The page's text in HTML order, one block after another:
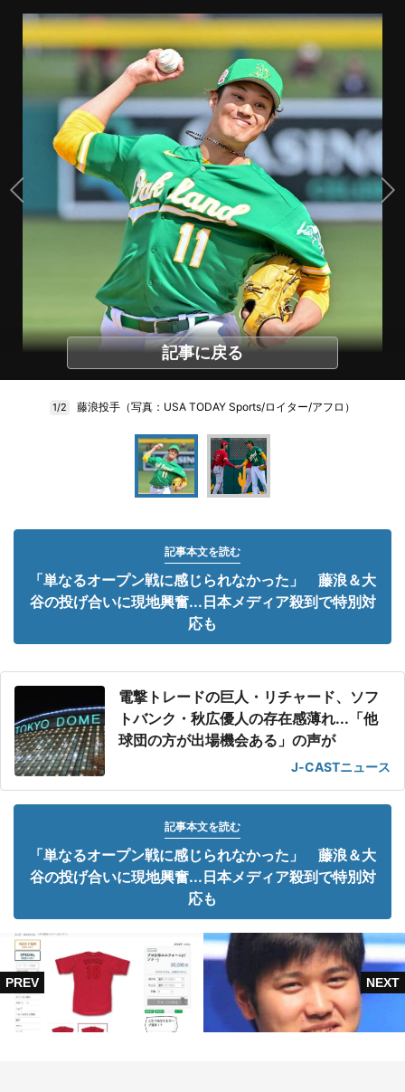
記事に戻る
1/2 藤浪投手（写真：USA TODAY Sports/ロイター/アフロ）
記事本文を読む
「単なるオープン戦に感じられなかった」 藤浪＆大
谷の投げ合いに現地興奮...日本メディア殺到で特別対
応も
電撃トレードの巨人・リチャード、ソフ
トバンク・秋広優人の存在感薄れ...「他
球団の方が出場機会ある」の声が
J-CASTニュース
記事本文を読む
「単なるオープン戦に感じられなかった」 藤浪＆大
谷の投げ合いに現地興奮...日本メディア殺到で特別対
応も